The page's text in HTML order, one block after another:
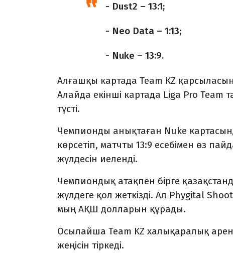
- Dust2 – 13:1;
- Neo Data – 1:13;
- Nuke – 13:9.
Алғашқы картада Team KZ
Алайда екінші картада Liga Pro Team
түсті.
Чемпионды анықтаған Nuke
көрсетіп, матчты 13:9 есебімен өз
жүлдесін иеленді.
Чемпиондық атақпен бірге
жүлдеге қол жеткізді. Ал Phygital
мың АҚШ долларын құрады.
Осылайша Team KZ халықаралық
жеңісін тіркеді.